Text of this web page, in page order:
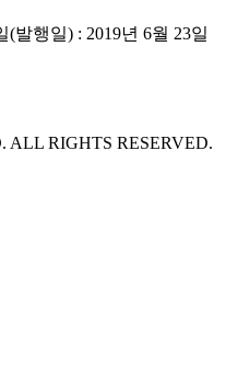
(발행일) : 2019년 6월 23일
RIGHTS RESERVED.